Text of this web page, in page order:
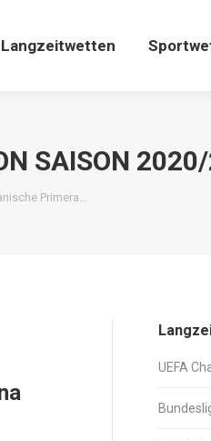
Langzeitwetten
SAISON
Primera…
UEFA